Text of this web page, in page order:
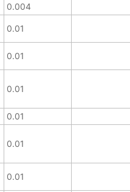
0.004
0.01
0.01
0.01
0.01
0.01
0.01